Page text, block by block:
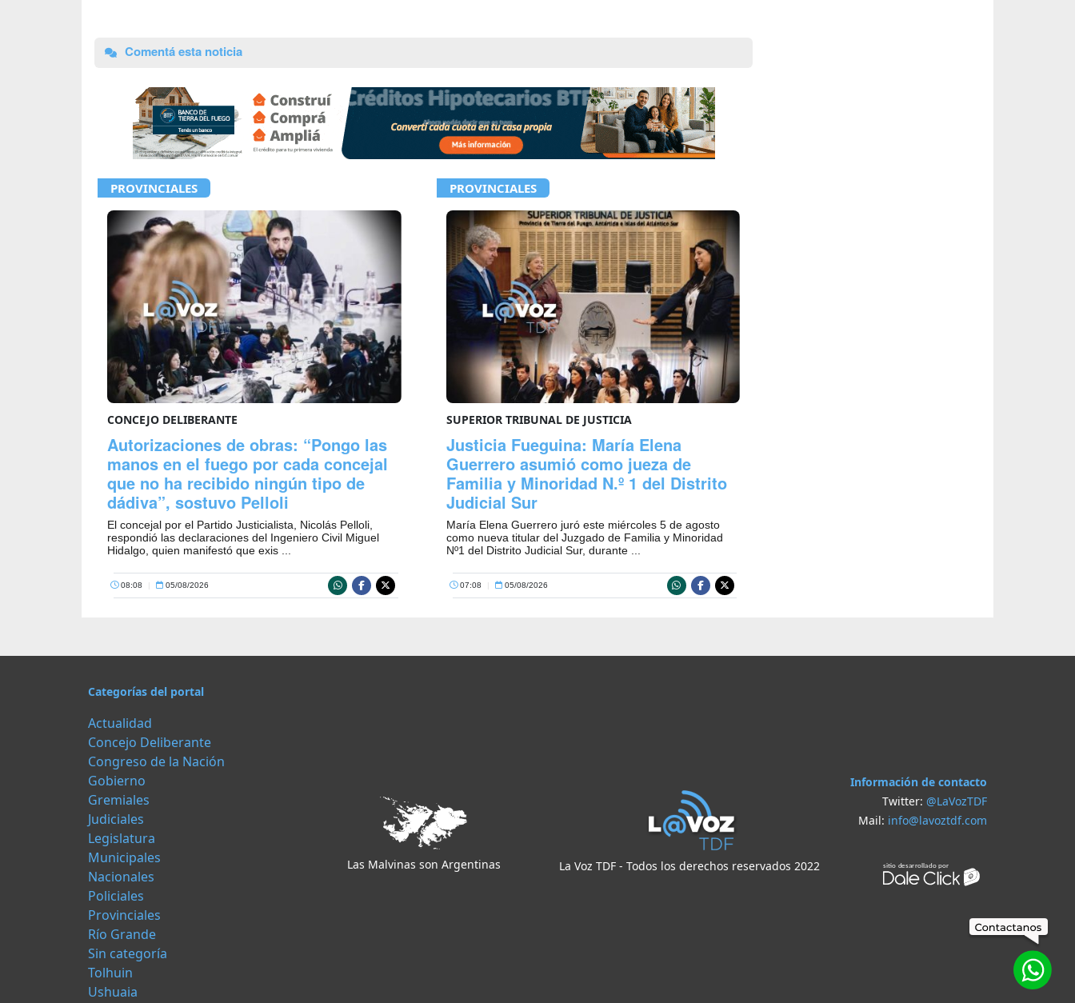
Comentá esta noticia
PROVINCIALES
CONCEJO DELIBERANTE
Autorizaciones de obras: “Pongo las
manos en el fuego por cada concejal
que no ha recibido ningún tipo de
dádiva”, sostuvo Pelloli
El concejal por el Partido Justicialista, Nicolás Pelloli,
respondió las declaraciones del Ingeniero Civil Miguel
Hidalgo, quien manifestó que exis ...
08:08 | 05/08/2026
PROVINCIALES
SUPERIOR TRIBUNAL DE JUSTICIA
Justicia Fueguina: María Elena
Guerrero asumió como jueza de
Familia y Minoridad N.º 1 del Distrito
Judicial Sur
María Elena Guerrero juró este miércoles 5 de agosto
como nueva titular del Juzgado de Familia y Minoridad
Nº1 del Distrito Judicial Sur, durante ...
07:08 | 05/08/2026
Categorías del portal
Actualidad
Concejo Deliberante
Congreso de la Nación
Gobierno
Gremiales
Judiciales
Legislatura
Municipales
Nacionales
Policiales
Provinciales
Río Grande
Sin categoría
Tolhuin
Ushuaia
Las Malvinas son Argentinas La Voz TDF - Todos los derechos reservados 2022
Información de contacto
Twitter: @LaVozTDF
Mail: info@lavoztdf.com